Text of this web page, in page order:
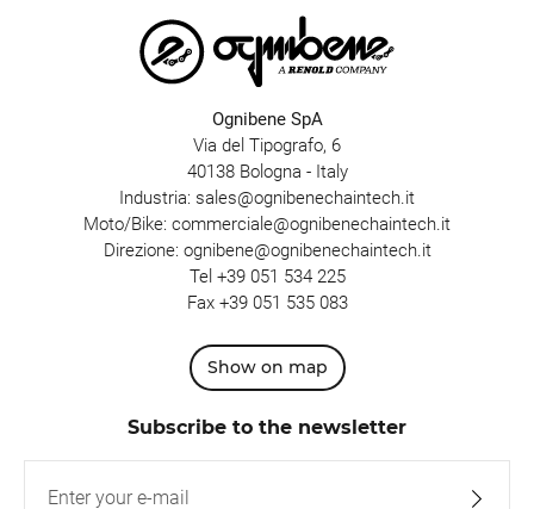
Ognibene SpA
Via del Tipografo, 6
40138 Bologna - Italy
Industria: sales@ognibenechaintech.it
Moto/Bike: commerciale@ognibenechaintech.it
Direzione: ognibene@ognibenechaintech.it
Tel +39 051 534 225
Fax +39 051 535 083
Show on map
Subscribe to the newsletter